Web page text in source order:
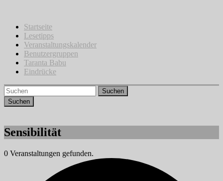
springenStartseite
Lesetipps
Veranstaltungskalender
Benutzergruppen
Taranta Babu
Eindrücke
Suchen
Sensibilität
0 Veranstaltungen gefunden.